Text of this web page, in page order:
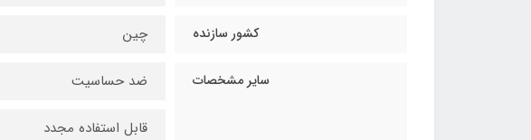
کشور سازنده چین
سایر مشخصات ضد حساسیت
قابل استفاده مجدد